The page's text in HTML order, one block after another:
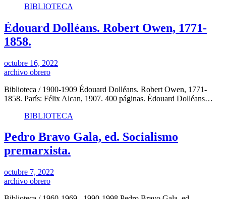
BIBLIOTECA
Édouard Dolléans. Robert Owen, 1771-
1858.
octubre 16, 2022
archivo obrero
Biblioteca / 1900-1909 Édouard Dolléans. Robert Owen, 1771-
1858. París: Félix Alcan, 1907. 400 páginas. Édouard Dolléans…
BIBLIOTECA
Pedro Bravo Gala, ed. Socialismo
premarxista.
octubre 7, 2022
archivo obrero